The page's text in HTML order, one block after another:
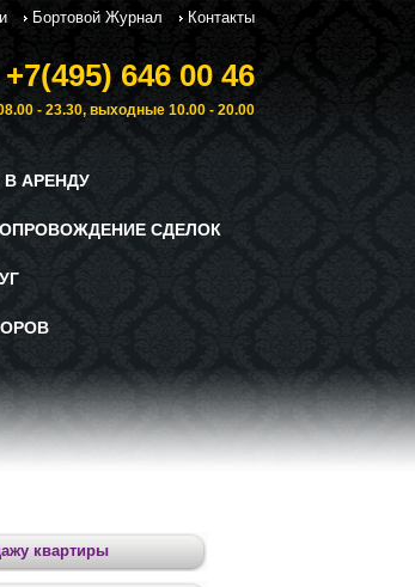
Бортовой Журнал Контакты
+7(495) 646 00 46
- 23.30, выходные 10.00 - 20.00
В АРЕНДУ
СДЕЛОК
квартиры